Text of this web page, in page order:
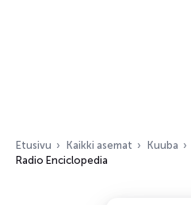
Etusivu Kaikki asemat Kuuba
Radio Enciclopedia